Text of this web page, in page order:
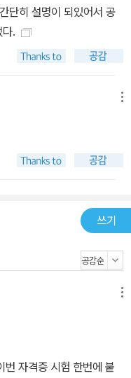
단히 설명이 되있어서 공
.
쓰기
번 자격증 시험 한번에 붙